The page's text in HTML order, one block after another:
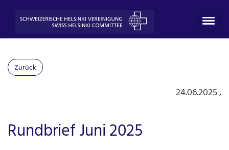
Zurück
24.06.2025,
Rundbrief Juni 2025